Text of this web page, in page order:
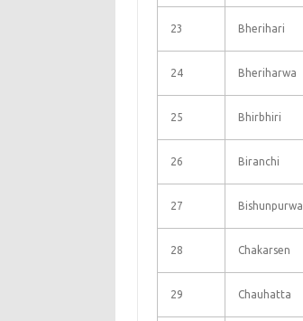
23 Bherihari
24 Bheriharwa
25 Bhirbhiri
26 Biranchi
27 Bishunpurwa
28 Chakarsen
29 Chauhatta